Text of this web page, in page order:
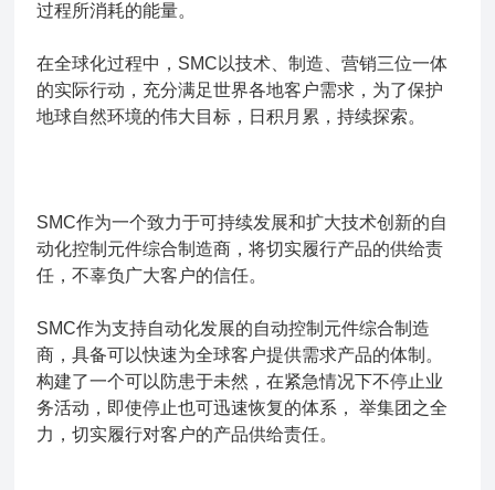
过程所消耗的能量。
在全球化过程中，SMC以技术、制造、营销三位一体
的实际行动，充分满足世界各地客户需求，为了保护
地球自然环境的伟大目标，日积月累，持续探索。
SMC作为一个致力于可持续发展和扩大技术创新的自
动化控制元件综合制造商，将切实履行产品的供给责
任，不辜负广大客户的信任。
SMC作为支持自动化发展的自动控制元件综合制造
商，具备可以快速为全球客户提供需求产品的体制。
构建了一个可以防患于未然，在紧急情况下不停止业
务活动，即使停止也可迅速恢复的体系， 举集团之全
力，切实履行对客户的产品供给责任。